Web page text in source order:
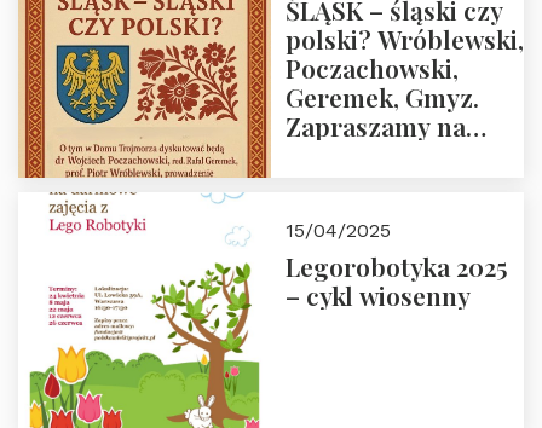
ŚLĄSK – śląski czy
polski? Wróblewski,
Poczachowski,
Geremek, Gmyz.
Zapraszamy na
Trójmorza.
15/04/2025
Legorobotyka 2025
– cykl wiosenny